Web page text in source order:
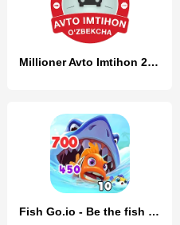
Millioner Avto Imtihon 2024
Fish Go.io - Be the fish king